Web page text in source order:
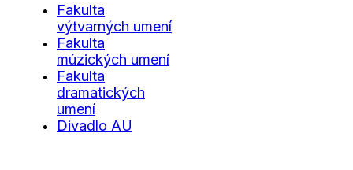
Fakulta
výtvarných umení
Fakulta
múzických umení
Fakulta
dramatických
umení
Divadlo AU